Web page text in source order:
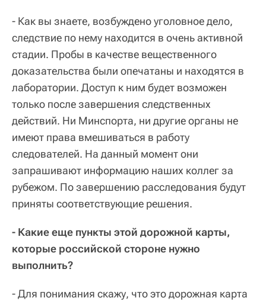
- Как вы знаете, возбуждено уголовное дело,
следствие по нему находится в очень активной
стадии. Пробы в качестве вещественного
доказательства были опечатаны и находятся в
лаборатории. Доступ к ним будет возможен
только после завершения следственных
действий. Ни Минспорта, ни другие органы не
имеют права вмешиваться в работу
следователей. На данный момент они
запрашивают информацию наших коллег за
рубежом. По завершению расследования будут
приняты соответствующие решения.
- Какие еще пункты этой дорожной карты,
которые российской стороне нужно
выполнить?
- Для понимания скажу, что это дорожная карта